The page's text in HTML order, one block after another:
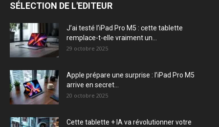
SÉLECTION DE L'EDITEUR
J’ai testé l’iPad Pro M5 : cette tablette
remplace-t-elle vraiment un...
29 octobre 2025
Apple prépare une surprise : l’iPad Pro M5
arrive en secret...
20 octobre 2025
Cette tablette + IA va révolutionner votre